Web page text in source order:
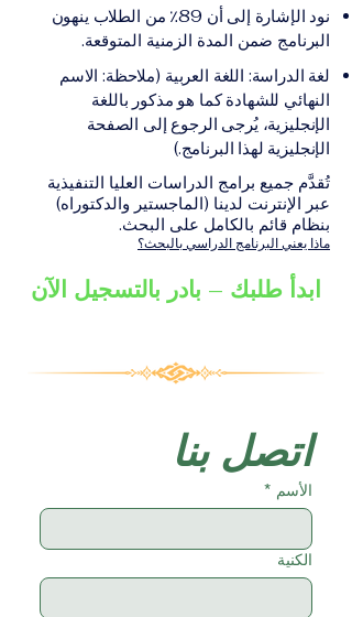
الإلكترونيقد يُطلب تقديم
مستندات إضافية حسب
البرنامج والمؤسسة التعليمية
الأكاديمية المناسبة للبرنامج،
والتي تصدر عن المؤسسة
التعليمية المسؤولة عن تقديم
البرنامج ضمن شبكة VBNN
Smart Education Group.
نود الإشارة إلى أن 89٪ من الطلاب ينهون
البرنامج ضمن المدة الزمنية المتوقعة.
لغة الدراسة: اللغة العربية (ملاحظة: الاسم
النهائي للشهادة كما هو مذكور باللغة
الإنجليزية، يُرجى الرجوع إلى الصفحة
الإنجليزية لهذا البرنامج.)
تُقدَّم جميع برامج الدراسات العليا التنفيذية
عبر الإنترنت لدينا (الماجستير والدكتوراه)
بنظام قائم بالكامل على البحث.
ماذا يعني البرنامج الدراسي بالبحث؟
ابدأ طلبك – بادر بالتسجيل الآن
اتصل بنا
الأسم *
الكنية